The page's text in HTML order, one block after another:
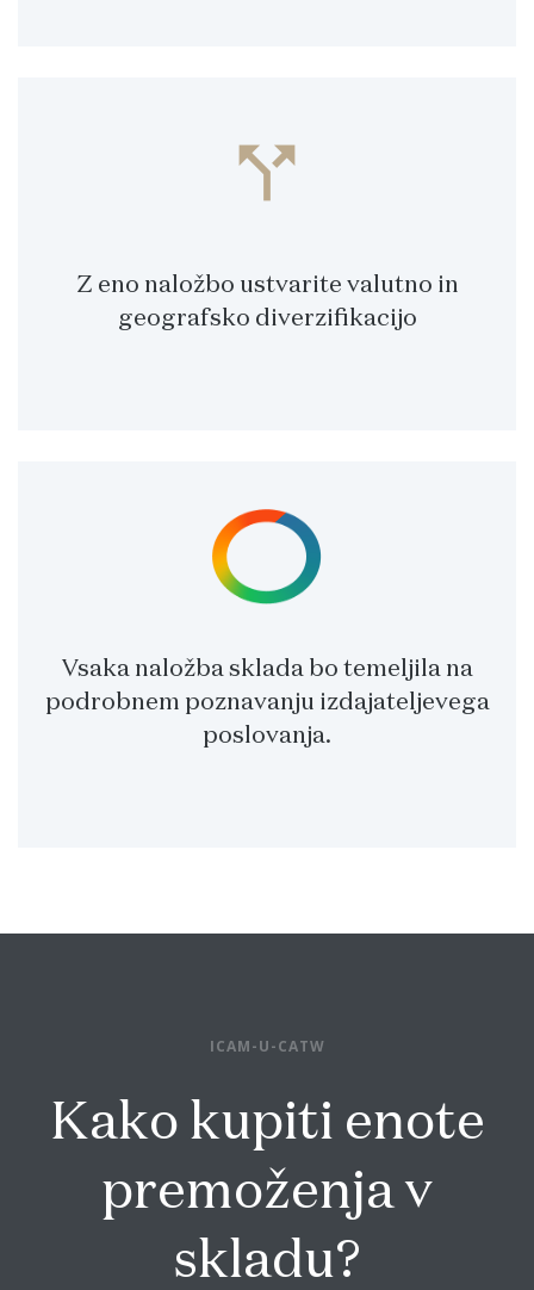
call_split
Z eno naložbo ustvarite valutno in
geografsko diverzifikacijo
Vsaka naložba sklada bo temeljila na
podrobnem poznavanju izdajateljevega
poslovanja.
ICAM-U-CATW
Kako kupiti enote
premoženja v
skladu?